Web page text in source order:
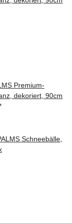
Premium-
dekoriert, 90cm